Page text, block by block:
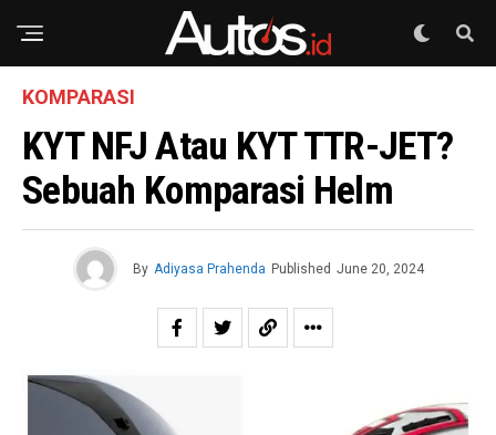
KOMPARASI
KYT NFJ Atau KYT TTR-JET?
Sebuah Komparasi Helm
By Adiyasa Prahenda Published June 20, 2024